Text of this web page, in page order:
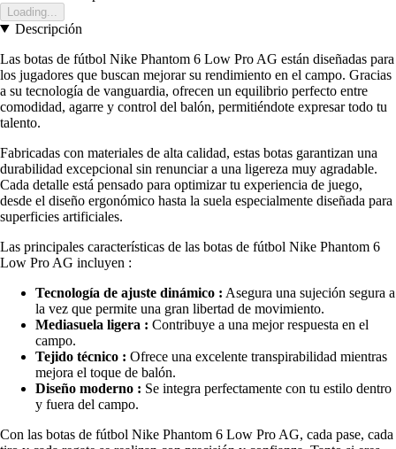
Loading...
Descripción
Las botas de fútbol Nike Phantom 6 Low Pro AG están diseñadas para
los jugadores que buscan mejorar su rendimiento en el campo. Gracias
a su tecnología de vanguardia, ofrecen un equilibrio perfecto entre
comodidad, agarre y control del balón, permitiéndote expresar todo tu
talento.
Fabricadas con materiales de alta calidad, estas botas garantizan una
durabilidad excepcional sin renunciar a una ligereza muy agradable.
Cada detalle está pensado para optimizar tu experiencia de juego,
desde el diseño ergonómico hasta la suela especialmente diseñada para
superficies artificiales.
Las principales características de las botas de fútbol Nike Phantom 6
Low Pro AG incluyen :
Tecnología de ajuste dinámico : Asegura una sujeción segura a
la vez que permite una gran libertad de movimiento.
Mediasuela ligera : Contribuye a una mejor respuesta en el
campo.
Tejido técnico : Ofrece una excelente transpirabilidad mientras
mejora el toque de balón.
Diseño moderno : Se integra perfectamente con tu estilo dentro
y fuera del campo.
Con las botas de fútbol Nike Phantom 6 Low Pro AG, cada pase, cada